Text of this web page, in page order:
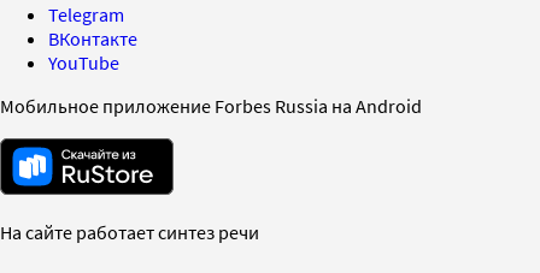
Telegram
ВКонтакте
YouTube
Мобильное приложение Forbes Russia на Android
На сайте работает синтез речи